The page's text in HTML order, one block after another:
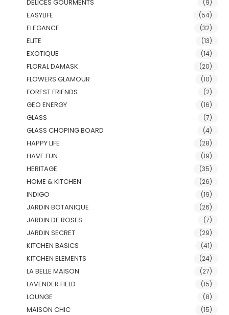
DELICES GOURMENTS (9)
EASYLIFE (54)
ELEGANCE (32)
ELITE (13)
EXOTIQUE (14)
FLORAL DAMASK (20)
FLOWERS GLAMOUR (10)
FOREST FRIENDS (2)
GEO ENERGY (16)
GLASS (7)
GLASS CHOPING BOARD (4)
HAPPY LIFE (28)
HAVE FUN (19)
HERITAGE (35)
HOME & KITCHEN (26)
INDIGO (19)
JARDIN BOTANIQUE (26)
JARDIN DE ROSES (7)
JARDIN SECRET (29)
KITCHEN BASICS (41)
KITCHEN ELEMENTS (24)
LA BELLE MAISON (27)
LAVENDER FIELD (15)
LOUNGE (8)
MAISON CHIC (15)